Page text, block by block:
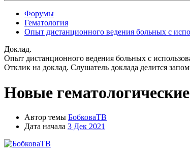
Форумы
Гематология
Опыт дистанционного ведения больных с
Доклад.
Опыт дистанционного ведения больных с
Отклик на доклад. Слушатель доклада делится
Новые
Автор темы БобковаТВ
Дата начала 3 Дек 2021